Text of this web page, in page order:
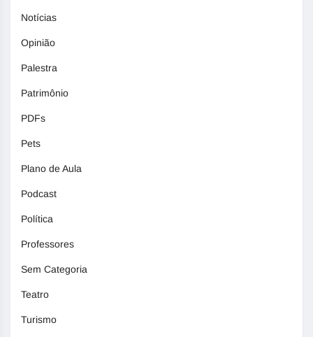
Notícias
Opinião
Palestra
Patrimônio
PDFs
Pets
Plano de Aula
Podcast
Política
Professores
Sem Categoria
Teatro
Turismo